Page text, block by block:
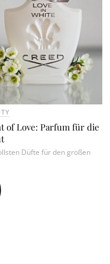
of Love: Parfum für die
Düfte für den großen